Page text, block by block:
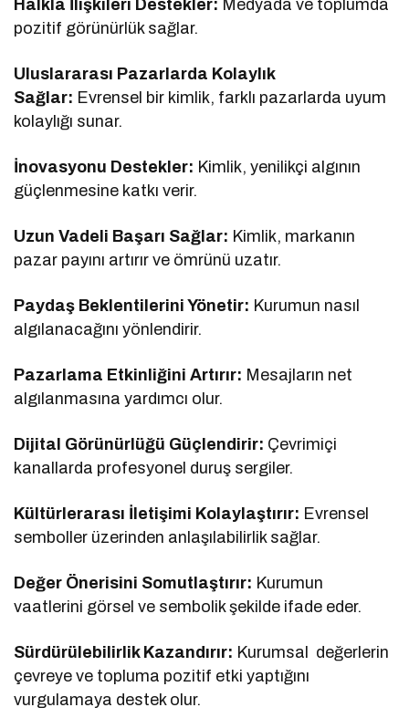
Halkla İlişkileri Destekler: Medyada ve toplumda
pozitif görünürlük sağlar.
Uluslararası Pazarlarda Kolaylık
Sağlar: Evrensel bir kimlik, farklı pazarlarda uyum
kolaylığı sunar.
İnovasyonu Destekler: Kimlik, yenilikçi algının
güçlenmesine katkı verir.
Uzun Vadeli Başarı Sağlar: Kimlik, markanın
pazar payını artırır ve ömrünü uzatır.
Paydaş Beklentilerini Yönetir: Kurumun nasıl
algılanacağını yönlendirir.
Pazarlama Etkinliğini Artırır: Mesajların net
algılanmasına yardımcı olur.
Dijital Görünürlüğü Güçlendirir: Çevrimiçi
kanallarda profesyonel duruş sergiler.
Kültürlerarası İletişimi Kolaylaştırır: Evrensel
semboller üzerinden anlaşılabilirlik sağlar.
Değer Önerisini Somutlaştırır: Kurumun
vaatlerini görsel ve sembolik şekilde ifade eder.
Sürdürülebilirlik Kazandırır: Kurumsal değerlerin
çevreye ve topluma pozitif etki yaptığını
vurgulamaya destek olur.